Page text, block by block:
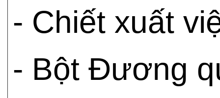
- Chiết xuất
- Bột Đương